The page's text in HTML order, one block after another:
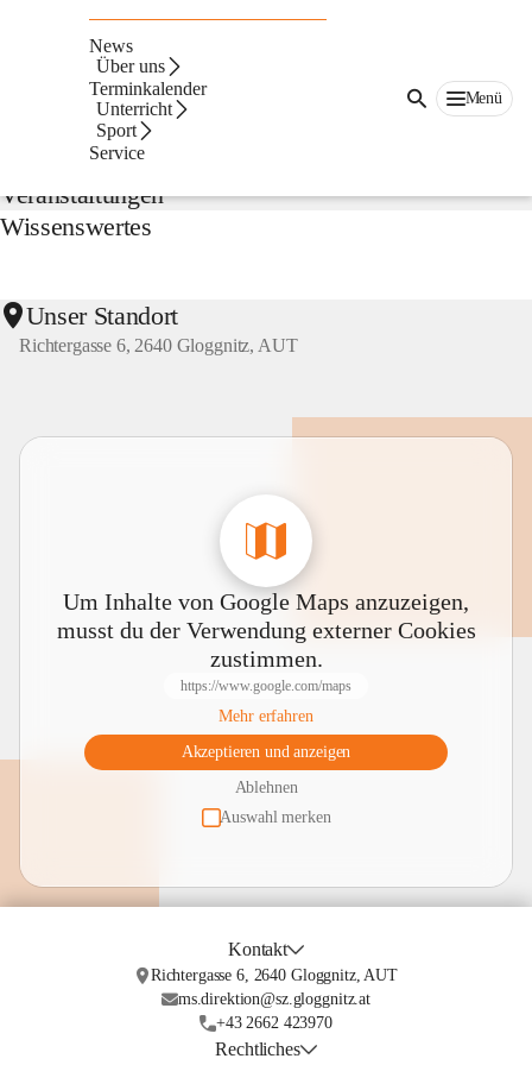
News
Über uns
Terminkalender
Unterricht
Sport
Service
Menü
Aktuelles
Veranstaltungen
Wissenswertes
Unser Standort
Richtergasse 6, 2640 Gloggnitz, AUT
Um Inhalte von Google Maps anzuzeigen,
musst du der Verwendung externer Cookies
zustimmen.
https://www.google.com/maps
Mehr erfahren
Akzeptieren und anzeigen
Ablehnen
Auswahl merken
Kontakt
Richtergasse 6, 2640 Gloggnitz, AUT
ms.direktion@sz.gloggnitz.at
+43 2662 423970
Rechtliches